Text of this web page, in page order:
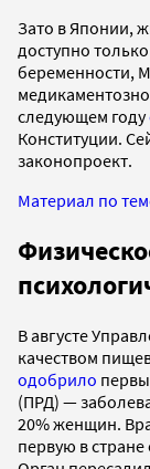
Зато в Японии,
доступно
беременности,
следующем году
Конституции.
законопроект.
Материал по
В августе
качеством
одобрило
(ПРД) —
20% женщин.
первую в